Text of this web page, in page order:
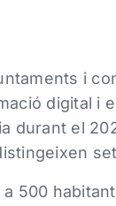
i
digital i
durant el
a 500